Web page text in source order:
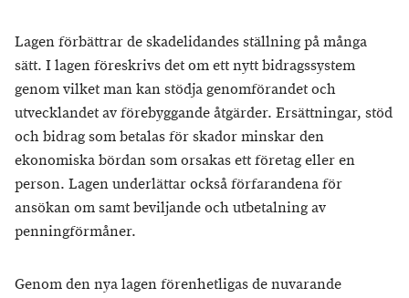
Lagen förbättrar de skadelidandes ställning på många
sätt. I lagen föreskrivs det om ett nytt bidragssystem
genom vilket man kan stödja genomförandet och
utvecklandet av förebyggande åtgärder. Ersättningar, stöd
och bidrag som betalas för skador minskar den
ekonomiska bördan som orsakas ett företag eller en
person. Lagen underlättar också förfarandena för
ansökan om samt beviljande och utbetalning av
penningförmåner.
Genom den nya lagen förenhetligas de nuvarande